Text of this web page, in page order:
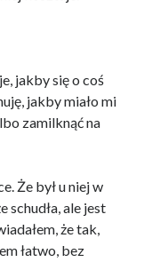
jakby się o coś
jakby miało mi
zamilknąć na
Że był u niej w
schudła, ale jest
że tak,
łatwo, bez